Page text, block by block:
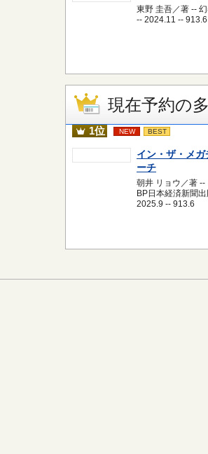
東野 圭吾／著 --
-- 2024.11 -- 913.6
現在予約の
1位 NEW BEST
イン・ザ・メガ
ーチ
朝井 リョウ／著 --
BP日本経済新聞
2025.9 -- 913.6